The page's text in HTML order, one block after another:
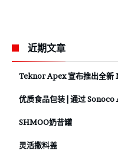
近期文章
Teknor Apex 宣布推出全
优质食品包装 | 通过 Sonoco
SHMOO奶昔罐
灵活撒料盖